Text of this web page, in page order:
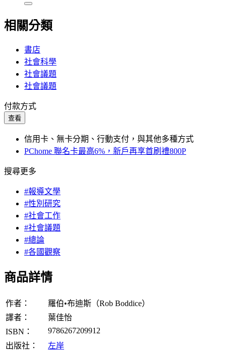
相關分類
書店
社會科學
社會議題
社會議題
付款方式
查看
信用卡、無卡分期、行動支付，與其他多種方式
PChome 聯名卡最高6%，新戶再享首刷禮800P
搜尋更多
#報導文學
#性別研究
#社會工作
#社會議題
#總論
#各國觀察
商品詳情
作者：
羅伯•布迪斯（Rob Boddice）
譯者：
葉佳怡
ISBN：
9786267209912
出版社：
左岸